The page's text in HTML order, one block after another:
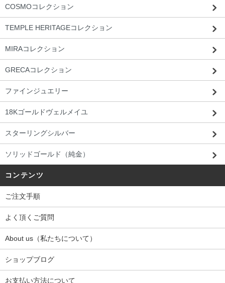
COSMOコレクション
TEMPLE HERITAGEコレクション
MIRAコレクション
GRECAコレクション
ファインジュエリー
18Kゴールドヴェルメイユ
スターリングシルバー
ソリッドゴールド（純金）
コンテンツ
ご注文手順
よく頂くご質問
About us（私たちについて）
ショップブログ
お支払い方法について